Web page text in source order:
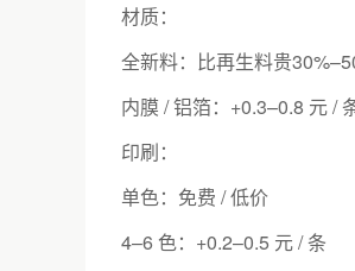
材质：
全新料：比再生料贵
内膜 / 铝箔：+0.3–0.8 元 /
印刷：
单色：免费 / 低价
4–6 色：+0.2–0.5 元 / 条